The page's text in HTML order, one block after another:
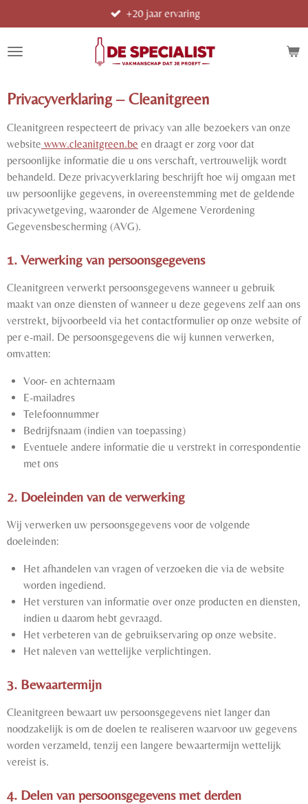
direct
naar
+20 jaar ervaring
Privacyverklaring – Cleanitgreen
Cleanitgreen respecteert de privacy van alle bezoekers van onze
website www.cleanitgreen.be en draagt er zorg voor dat
persoonlijke informatie die u ons verschaft, vertrouwelijk wordt
behandeld. Deze privacyverklaring beschrijft hoe wij omgaan met
uw persoonlijke gegevens, in overeenstemming met de geldende
privacywetgeving, waaronder de Algemene Verordening
Gegevensbescherming (AVG).
1. Verwerking van persoonsgegevens
Cleanitgreen verwerkt persoonsgegevens wanneer u gebruik
maakt van onze diensten of wanneer u deze gegevens zelf aan ons
verstrekt, bijvoorbeeld via het contactformulier op onze website of
per e-mail. De persoonsgegevens die wij kunnen verwerken,
omvatten:
Voor- en achternaam
E-mailadres
Telefoonnummer
Bedrijfsnaam (indien van toepassing)
Eventuele andere informatie die u verstrekt in correspondentie
met ons
2. Doeleinden van de verwerking
Wij verwerken uw persoonsgegevens voor de volgende
doeleinden:
Het afhandelen van vragen of verzoeken die via de website
worden ingediend.
Het versturen van informatie over onze producten en diensten,
indien u daarom hebt gevraagd.
Het verbeteren van de gebruikservaring op onze website.
Het naleven van wettelijke verplichtingen.
3. Bewaartermijn
Cleanitgreen bewaart uw persoonsgegevens niet langer dan
noodzakelijk is om de doelen te realiseren waarvoor uw gegevens
worden verzameld, tenzij een langere bewaartermijn wettelijk
vereist is.
4. Delen van persoonsgegevens met derden